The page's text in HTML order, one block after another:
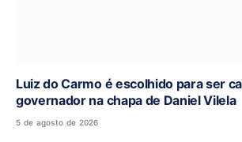
Luiz do Carmo é escolhido para ser
governador na chapa de Daniel Vilela
5 de agosto de 2026